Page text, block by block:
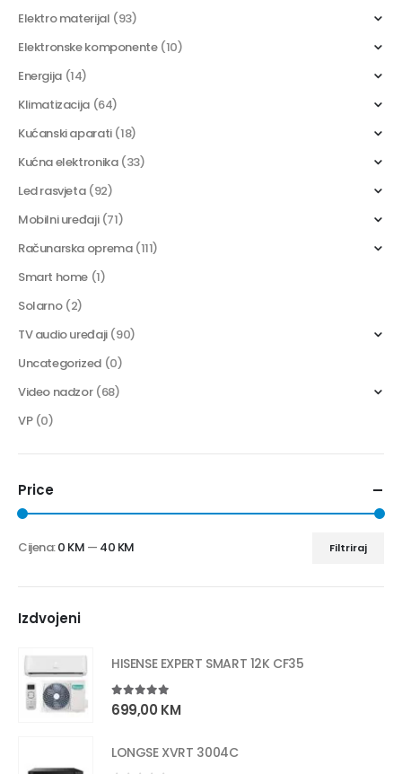
Elektro materijal (93)
Elektronske komponente (10)
Energija (14)
Klimatizacija (64)
Kućanski aparati (18)
Kućna elektronika (33)
Led rasvjeta (92)
Mobilni uređaji (71)
Računarska oprema (111)
Smart home (1)
Solarno (2)
TV audio uređaji (90)
Uncategorized (0)
Video nadzor (68)
VP (0)
Price
Filtriraj
Cijena:0 KM — 40 KM
Izdvojeni
HISENSE EXPERT SMART 12K CF35
5.00 out of 5
699,00 KM
LONGSE XVRT 3004C